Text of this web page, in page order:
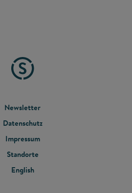
FOOTER
MENU
Newsletter
Datenschutz
Impressum
Standorte
English